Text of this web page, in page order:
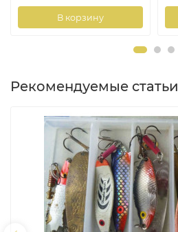
В корзину
Рекомендуемые статьи